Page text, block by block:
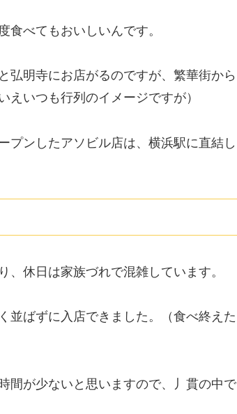
食べてもおいしいんです。
弘明寺にお店がるのですが、繁華街から
いつも行列のイメージですが）
プンしたアソビル店は、横浜駅に直結し
休日は家族づれで混雑しています。
並ばずに入店できました。（食べ終えた
間が少ないと思いますので、丿貫の中で